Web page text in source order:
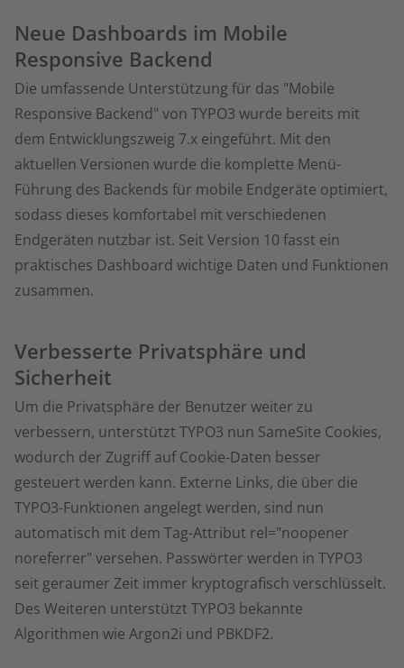
Neue Dashboards im Mobile
Responsive Backend
Die umfassende Unterstützung für das "Mobile
Responsive Backend" von TYPO3 wurde bereits mit
dem Entwicklungszweig 7.x eingeführt. Mit den
aktuellen Versionen wurde die komplette Menü-
Führung des Backends für mobile Endgeräte optimiert,
sodass dieses komfortabel mit verschiedenen
Endgeräten nutzbar ist. Seit Version 10 fasst ein
praktisches Dashboard wichtige Daten und Funktionen
zusammen.
Verbesserte Privatsphäre und
Sicherheit
Um die Privatsphäre der Benutzer weiter zu
verbessern, unterstützt TYPO3 nun SameSite Cookies,
wodurch der Zugriff auf Cookie-Daten besser
gesteuert werden kann. Externe Links, die über die
TYPO3-Funktionen angelegt werden, sind nun
automatisch mit dem Tag-Attribut rel="noopener
noreferrer" versehen. Passwörter werden in TYPO3
seit geraumer Zeit immer kryptografisch verschlüsselt.
Des Weiteren unterstützt TYPO3 bekannte
Algorithmen wie Argon2i und PBKDF2.